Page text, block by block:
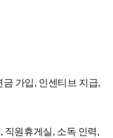
가입, 인센티브 지급,
직원휴게실, 소독 인력,